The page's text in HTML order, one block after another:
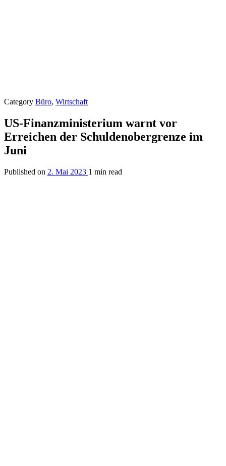
Category Büro, Wirtschaft
US-Finanzministerium warnt vor
Erreichen der Schuldenobergrenze im
Juni
Published on 2. Mai 2023 1 min read